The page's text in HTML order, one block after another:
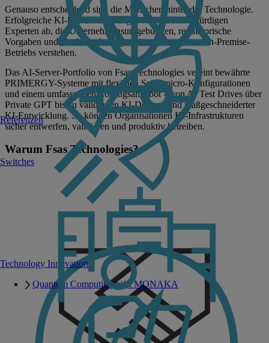
Switches
Technology Innovation
Quantum Computing trifft MONAKA
Referenzen
Genauso entscheidend sind die Menschen hinter der Technologie.
Erfolgreiche KI-Einführung hängt von vertrauenswürdigen
Experten ab, die Unternehmensumgebungen, regulatorische
Vorgaben und die Anforderungen eines souveränen On-Premise-
Betriebs verstehen.
Das AI-Server-Portfolio von Fsas Technologies vereint bewährte
PRIMERGY-Systeme mit flexiblen Supermicro-Konfigurationen
und einem umfassenden Lösungsangebot – von AI Test Drives über
Private GPT bis zu validierten KI-Designs und maßgeschneiderter
KI-Entwicklung. So können Organisationen KI-Infrastrukturen
sicher entwerfen, validieren und produktiv betreiben.
Warum Fsas Technologies?